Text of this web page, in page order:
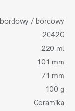
bordowy / bordowy
2042C
220 ml
101 mm
71 mm
100 g
Ceramika